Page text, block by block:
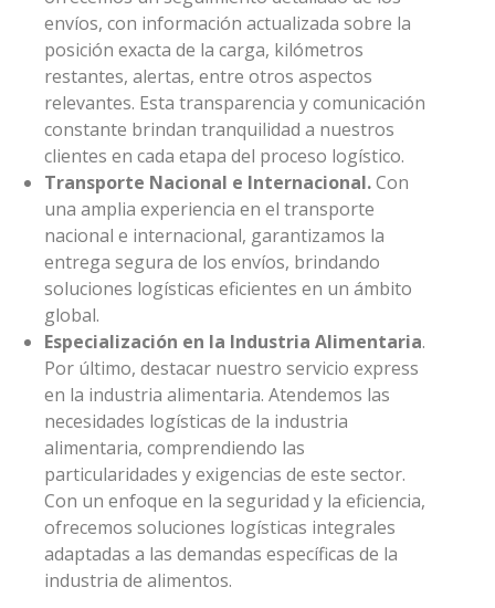
envíos, con información actualizada sobre la
posición exacta de la carga, kilómetros
restantes, alertas, entre otros aspectos
relevantes. Esta transparencia y comunicación
constante brindan tranquilidad a nuestros
clientes en cada etapa del proceso logístico.
Transporte Nacional e Internacional.Con
una amplia experiencia en el transporte
nacional e internacional, garantizamos la
entrega segura de los envíos, brindando
soluciones logísticas eficientes en un ámbito
global.
Especialización en la Industria Alimentaria.
Por último, destacar nuestro servicio express
en la industria alimentaria. Atendemos las
necesidades logísticas de la industria
alimentaria, comprendiendo las
particularidades y exigencias de este sector.
Con un enfoque en la seguridad y la eficiencia,
ofrecemos soluciones logísticas integrales
adaptadas a las demandas específicas de la
industria de alimentos.